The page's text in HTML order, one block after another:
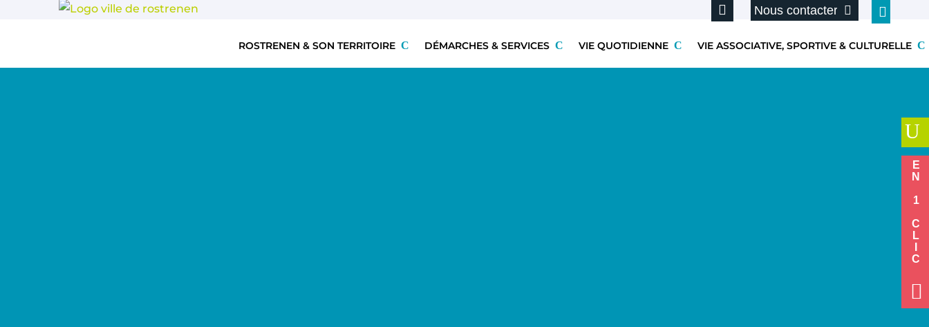
Nous contacter
ROSTRENEN & SON TERRITOIRE DÉMARCHES & SERVICES VIE QUOTIDIENNE VIE ASSOCIATIVE, SPORTIVE & CULTURELLE
U
EN 1 CLIC
